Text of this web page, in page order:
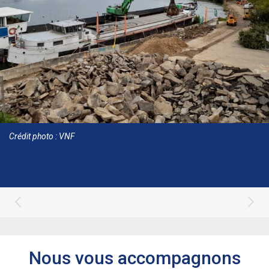
Crédit photo : VNF
Nous vous accompagnons